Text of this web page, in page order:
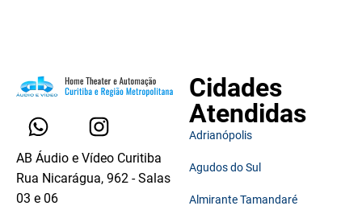
AB Áudio e Vídeo Curitiba
Rua Nicarágua, 962 - Salas
03 e 06
Cidades
Atendidas
Adrianópolis
Agudos do Sul
Almirante Tamandaré